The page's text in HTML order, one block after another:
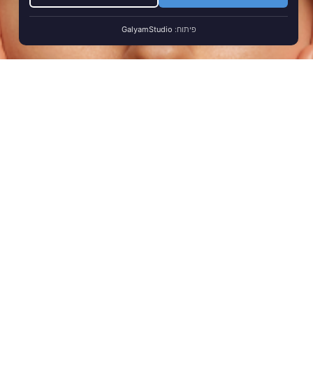
פיתוח: GalyamStudio